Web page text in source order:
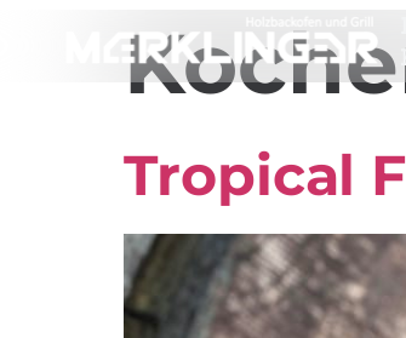
Tropical